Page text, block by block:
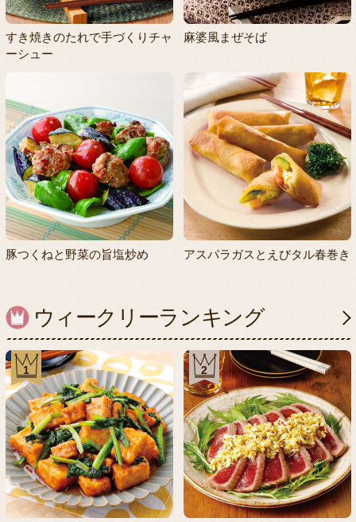
すき焼きのたれで手づくりチャ
ーシュー
麻婆風まぜそば
豚つくねと野菜の旨塩炒め アスパラガスとえびタル春巻き
ウィークリーランキング
1 2